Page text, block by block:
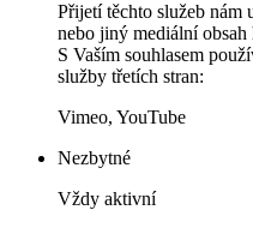
Přijetí těchto služeb nám
nebo jiný mediální
S Vaším souhlasem
služby třetích stran:
Vimeo, YouTube
Nezbytné
Vždy aktivní